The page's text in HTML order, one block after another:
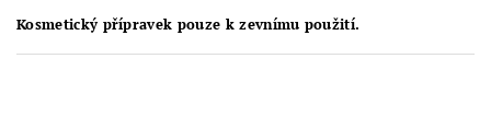
Kosmetický přípravek pouze k zevnímu použití.